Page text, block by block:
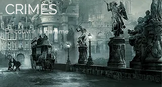
CRIMES
Découvrir la gamme